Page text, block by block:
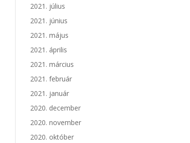
2021. július
2021. június
2021. május
2021. április
2021. március
2021. február
2021. január
2020. december
2020. november
2020. október